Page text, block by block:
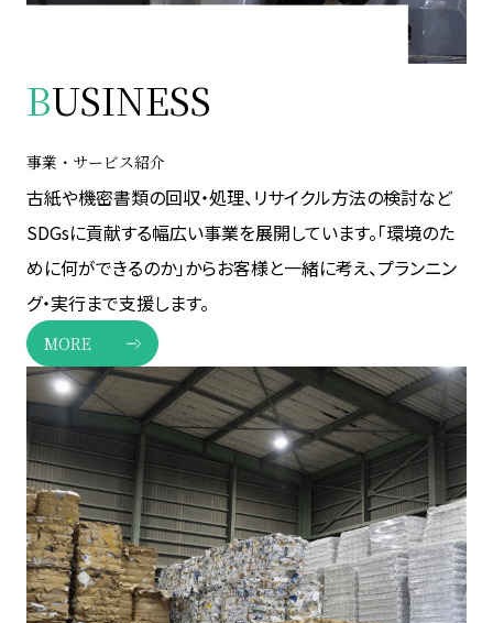
BUSINESS
事業・サービス紹介
古紙や機密書類の回収・処理、リサイクル方法の検討など
SDGsに貢献する幅広い事業を展開しています。「環境のた
めに何ができるのか」からお客様と一緒に考え、プランニン
グ・実行まで支援します。
MORE